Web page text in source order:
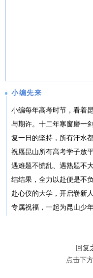
小编先来
小编每年高考时节，看着
与期许。十二年寒窗磨一
复一日的坚持，所有汗水
祝愿昆山所有高考学子放
遇难题不慌乱、遇熟题不
结结果，全力以赴便是不
赴心仪的大学，开启崭新
专属祝福，一起为昆山少
回复
点击下